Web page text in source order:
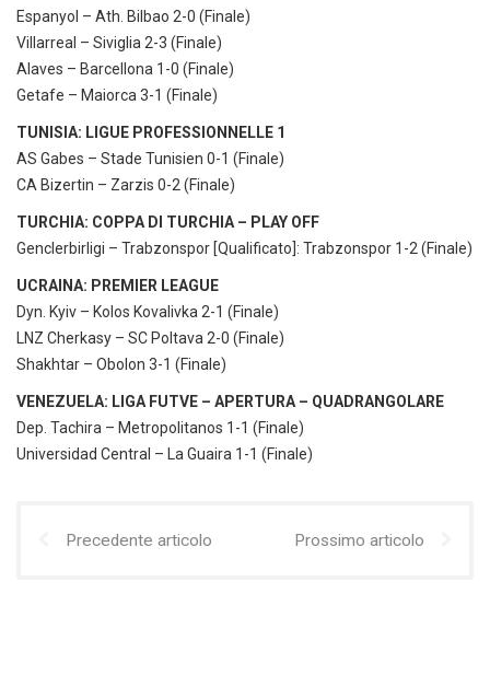
Espanyol – Ath. Bilbao 2-0 (Finale)
Villarreal – Siviglia 2-3 (Finale)
Alaves – Barcellona 1-0 (Finale)
Getafe – Maiorca 3-1 (Finale)
TUNISIA: LIGUE PROFESSIONNELLE 1
AS Gabes – Stade Tunisien 0-1 (Finale)
CA Bizertin – Zarzis 0-2 (Finale)
TURCHIA: COPPA DI TURCHIA – PLAY OFF
Genclerbirligi – Trabzonspor [Qualificato]: Trabzonspor 1-2 (Finale)
UCRAINA: PREMIER LEAGUE
Dyn. Kyiv – Kolos Kovalivka 2-1 (Finale)
LNZ Cherkasy – SC Poltava 2-0 (Finale)
Shakhtar – Obolon 3-1 (Finale)
VENEZUELA: LIGA FUTVE – APERTURA – QUADRANGOLARE
Dep. Tachira – Metropolitanos 1-1 (Finale)
Universidad Central – La Guaira 1-1 (Finale)
Precedente articolo Prossimo articolo